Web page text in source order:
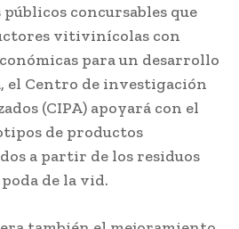
concursables que
vitivinícolas con
para un desarrollo
el Centro de investigación
(CIPA) apoyará con el
de productos
a partir de los residuos
de la vid.